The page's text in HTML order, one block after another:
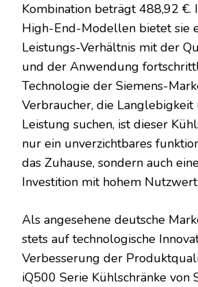
Kombination beträgt 488,92 €.
High-End-Modellen bietet sie
Leistungs-Verhältnis mit der
und der Anwendung
Technologie der Siemens-
Verbraucher, die Langlebigkeit
Leistung suchen, ist dieser
nur ein unverzichtbares
das Zuhause, sondern auch
Investition mit hohem
Als angesehene deutsche
stets auf technologische
Verbesserung der
iQ500 Serie Kühlschränke von